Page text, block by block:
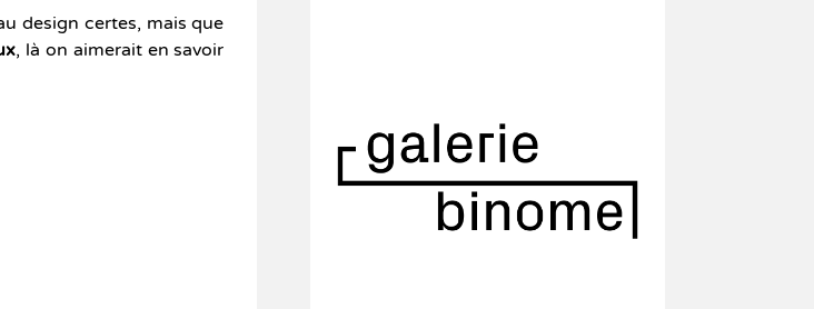
design certes, mais que
, là on aimerait en savoir